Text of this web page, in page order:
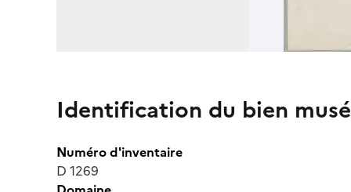
Identification du bien
Numéro d'inventaire
D 1269